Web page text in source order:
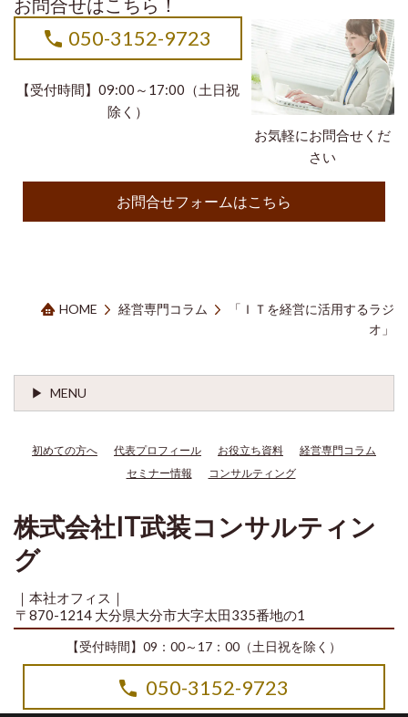
お問合せはこちら！
お気軽にお問合せくだ
さい
050-3152-9723
【受付時間】09:00～17:00（土日祝
除く）
お問合せフォームはこちら
HOME 経営専門コラム
「ＩＴを経営に活用するラジ
オ」
MENU
初めての方へ 代表プロフィール お役立ち資料
経営専門コラム
セミナー情報
コンサルティング
株式会社IT武装コンサルティン
グ
｜本社オフィス｜
〒870-1214 大分県大分市大字太田335番地の1
【受付時間】09：00～17：00（土日祝を除く）
050-3152-9723